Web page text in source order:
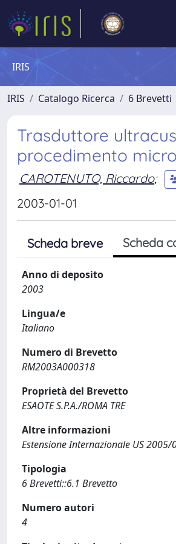
IRIS
IRIS Catalogo Ricerca 6 Brevetti
Trasduttore
procedimento
CAROTENUTO, Riccardo;
2003-01-01
Scheda breve Scheda
Anno di deposito
2003
Lingua/e
Italiano
Numero di Brevetto
RM2003A000318
Proprietà del Brevetto
ESAOTE S.P.A./ROMA TRE
Altre informazioni
Estensione Internazionale US 2005/
Tipologia
6 Brevetti::6.1 Brevetto
Numero autori
4